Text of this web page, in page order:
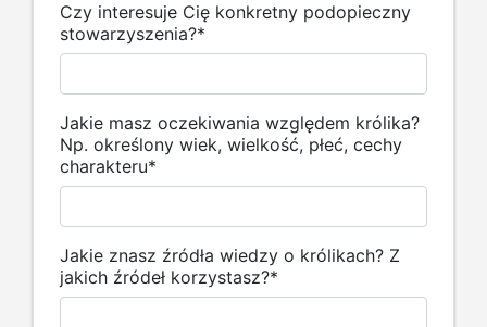
Czy interesuje Cię konkretny podopieczny
stowarzyszenia?*
Jakie masz oczekiwania względem królika?
Np. określony wiek, wielkość, płeć, cechy
charakteru*
Jakie znasz źródła wiedzy o królikach? Z
jakich źródeł korzystasz?*